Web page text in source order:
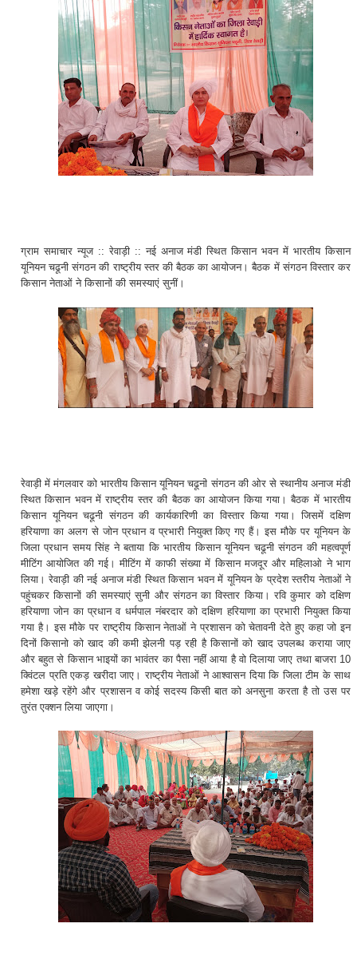
ग्राम समाचार न्यूज :: रेवाड़ी :: नई अनाज मंडी स्थित किसान भवन में भारतीय किसान
यूनियन चढूनी संगठन की राष्ट्रीय स्तर की बैठक का आयोजन। बैठक में संगठन विस्तार कर
किसान नेताओं ने किसानों की समस्याएं सुनीं।
रेवाड़ी में मंगलवार को भारतीय किसान यूनियन चढूनी संगठन की ओर से स्थानीय अनाज मंडी
स्थित किसान भवन में राष्ट्रीय स्तर की बैठक का आयोजन किया गया। बैठक में भारतीय
किसान यूनियन चढूनी संगठन की कार्यकारिणी का विस्तार किया गया। जिसमें दक्षिण
हरियाणा का अलग से जोन प्रधान व प्रभारी नियुक्त किए गए हैं। इस मौके पर यूनियन के
जिला प्रधान समय सिंह ने बताया कि भारतीय किसान यूनियन चढूनी संगठन की महत्वपूर्ण
मीटिंग आयोजित की गई। मीटिंग में काफी संख्या में किसान मजदूर और महिलाओ ने भाग
लिया। रेवाड़ी की नई अनाज मंडी स्थित किसान भवन में यूनियन के प्रदेश स्तरीय नेताओं ने
पहुंचकर किसानों की समस्याएं सुनी और संगठन का विस्तार किया। रवि कुमार को दक्षिण
हरियाणा जोन का प्रधान व धर्मपाल नंबरदार को दक्षिण हरियाणा का प्रभारी नियुक्त किया
गया है। इस मौके पर राष्ट्रीय किसान नेताओं ने प्रशासन को चेतावनी देते हुए कहा जो इन
दिनों किसानो को खाद की कमी झेलनी पड़ रही है किसानों को खाद उपलब्ध कराया जाए
और बहुत से किसान भाइयों का भावंतर का पैसा नहीं आया है वो दिलाया जाए तथा बाजरा 10
क्विंटल प्रति एकड़ खरीदा जाए। राष्ट्रीय नेताओं ने आश्वासन दिया कि जिला टीम के साथ
हमेशा खड़े रहेंगे और प्रशासन व कोई सदस्य किसी बात को अनसुना करता है तो उस पर
तुरंत एक्शन लिया जाएगा।